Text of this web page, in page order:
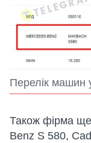
Перелік машин
Також фірма ще
Benz S 580,